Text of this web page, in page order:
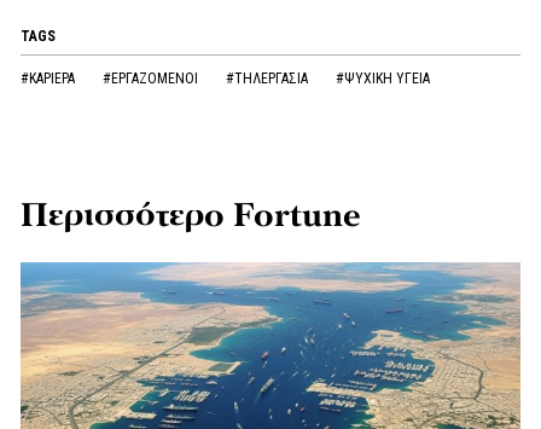
TAGS
#ΚΑΡΙΕΡΑ #ΕΡΓΑΖΟΜΕΝΟΙ #ΤΗΛΕΡΓΑΣΙΑ #ΨΥΧΙΚΗ ΥΓΕΙΑ
Περισσότερο Fortune